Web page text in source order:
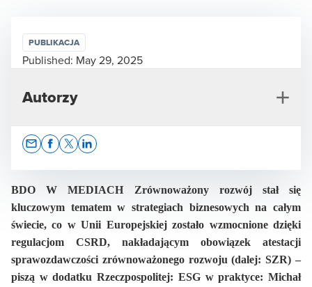
BDO W MEDIACH Zrównoważony rozwój stał się
kluczowym tematem w strategiach biznesowych na całym
świecie, co w Unii Europejskiej zostało wzmocnione dzięki
regulacjom CSRD, nakładającym obowiązek atestacji
sprawozdawczości zrównoważonego rozwoju (dalej: SZR) –
piszą w dodatku Rzeczpospolitej: ESG w praktyce: Michał
PUBLIKACJA
Published: May 29, 2025
Autorzy
Michał Tomczyk
Członek Zarządu, Partner w Dziale Rewizji
Finansowej, biegły rewident